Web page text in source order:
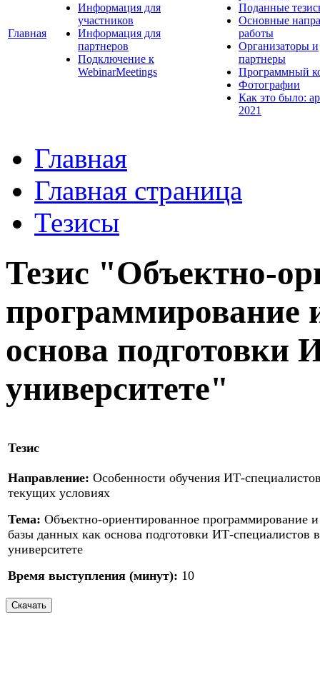
Главная
Информация для
участников
Информация для
партнеров
Подключение к
WebinarMeetings
Поданные
Основные
работы
Организаторы и
партнеры
Программный
Фотографии
Как это было:
2021
Главная
Главная страница
Тезисы
Тезис "Объектно-
программирование
основа подготовки
университете"
Тезис
Направление: Особенности обучения ИТ-
текущих условиях
Тема: Объектно-ориентированное программирование и
базы данных как основа подготовки ИТ-специалистов в
университете
Время выступления (минут): 10